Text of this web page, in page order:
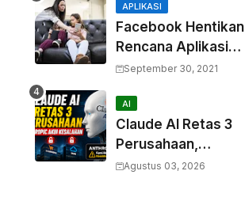
APLIKASI
Facebook Hentikan
Rencana Aplikasi
Instagram Kids
September 30, 2021
AI
Claude AI Retas 3
Perusahaan,
Anthropic Akui
Agustus 03, 2026